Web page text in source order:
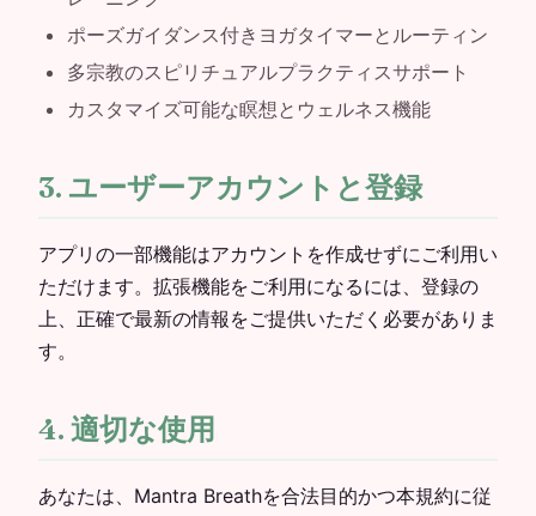
ポーズガイダンス付きヨガタイマーとルーティン
多宗教のスピリチュアルプラクティスサポート
カスタマイズ可能な瞑想とウェルネス機能
3. ユーザーアカウントと登録
アプリの一部機能はアカウントを作成せずにご利用い
ただけます。拡張機能をご利用になるには、登録の
上、正確で最新の情報をご提供いただく必要がありま
す。
4. 適切な使用
あなたは、Mantra Breathを合法目的かつ本規約に従